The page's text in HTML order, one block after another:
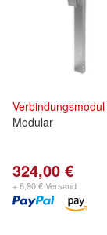
Verbindungsmodul
Modular
324,00 €
+ 6,90 € Versand